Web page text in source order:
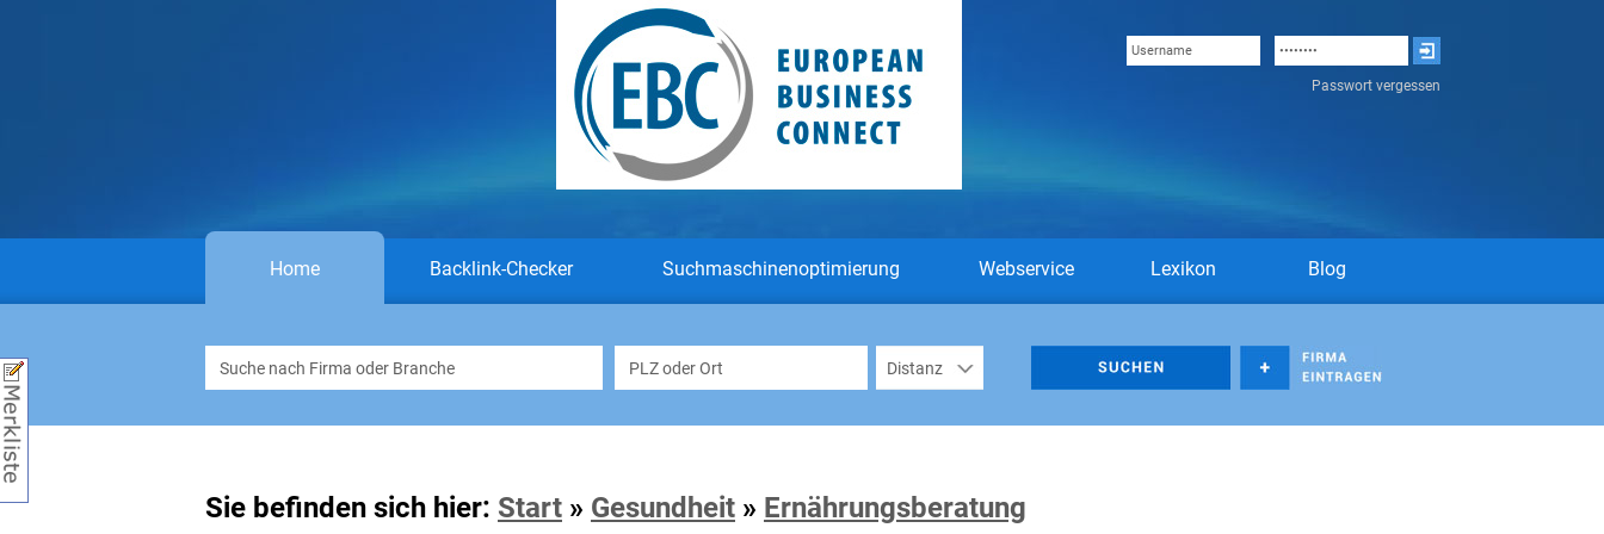
Passwort vergessen
Home Backlink-Checker Suchmaschinenoptimierung Webservice Lexikon Blog
Sie befinden sich hier: Start » Gesundheit » Ernährungsberatung